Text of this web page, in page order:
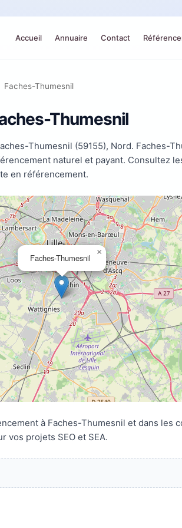
Accueil Annuaire Contact
Faches-Thumesnil
Thumesnil
Thumesnil (59155), Nord. Faches-
naturel et payant. Consultez
en référencement.
Faches-Thumesnil
×
à Faches-Thumesnil et dans les
vos projets SEO et SEA.